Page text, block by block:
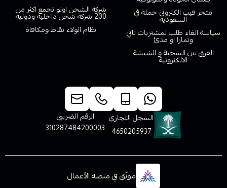
متجر فيب الكتروني جملة في
السعودية
سياسة الغاء طلب لمشتريات تابي
وتمارا او مدئ
الفرق بين السحبة و الشيشة
الالكترونية
شركة الشحن اوتو تجمع اكثر من
200 شركة شحن داخلية ودولية
نظام الولاء نقاط ومكافاة
السجل التجاري
4650205937
الرقم الضريبي
310287484200003
موثّق في منصة الأعمال